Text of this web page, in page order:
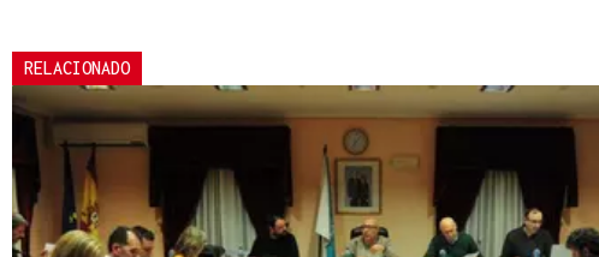
RELACIONADO